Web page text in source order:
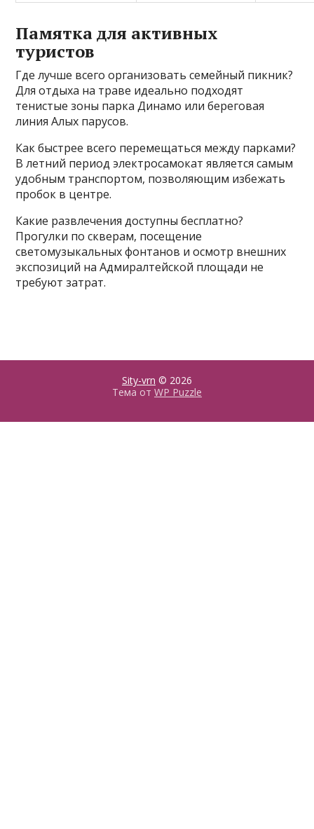
Памятка для активных
туристов
Где лучше всего организовать семейный пикник?
Для отдыха на траве идеально подходят
тенистые зоны парка Динамо или береговая
линия Алых парусов.
Как быстрее всего перемещаться между парками?
В летний период электросамокат является самым
удобным транспортом, позволяющим избежать
пробок в центре.
Какие развлечения доступны бесплатно?
Прогулки по скверам, посещение
светомузыкальных фонтанов и осмотр внешних
экспозиций на Адмиралтейской площади не
требуют затрат.
Sity-vrn © 2026
Тема от WP Puzzle